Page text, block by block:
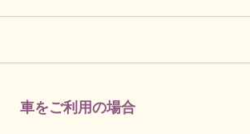
車をご利用の場合